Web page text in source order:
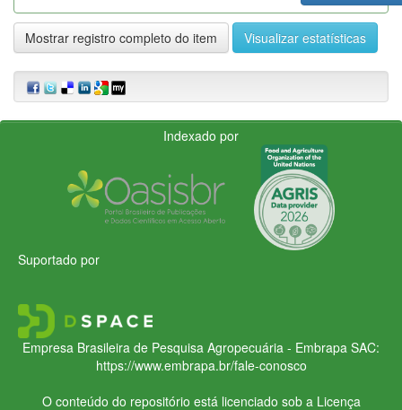
Mostrar registro completo do item Visualizar estatísticas
Indexado por
Suportado por
Empresa Brasileira de Pesquisa Agropecuária - Embrapa SAC:
https://www.embrapa.br/fale-conosco
O conteúdo do repositório está licenciado sob a Licença